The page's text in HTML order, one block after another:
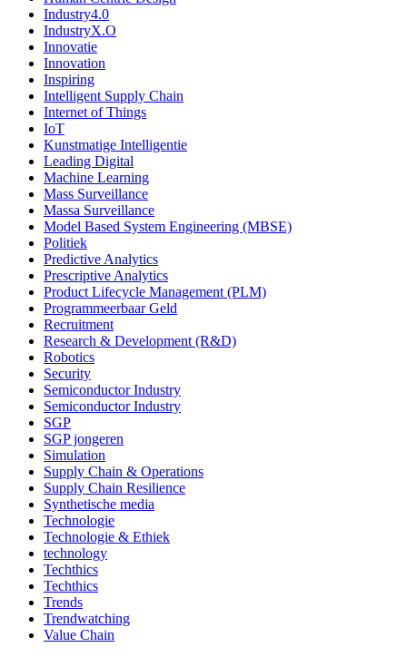
Industry4.0
IndustryX.O
Innovatie
Innovation
Inspiring
Intelligent Supply Chain
Internet of Things
IoT
Kunstmatige Intelligentie
Leading Digital
Machine Learning
Mass Surveillance
Massa Surveillance
Model Based System Engineering (MBSE)
Politiek
Predictive Analytics
Prescriptive Analytics
Product Lifecycle Management (PLM)
Programmeerbaar Geld
Recruitment
Research & Development (R&D)
Robotics
Security
Semiconductor Industry
Semiconductor Industry
SGP
SGP jongeren
Simulation
Supply Chain & Operations
Supply Chain Resilience
Synthetische media
Technologie
Technologie & Ethiek
technology
Techthics
Techthics
Trends
Trendwatching
Value Chain